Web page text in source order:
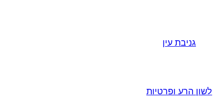
גניבת עין
לשון הרע ופרטיות